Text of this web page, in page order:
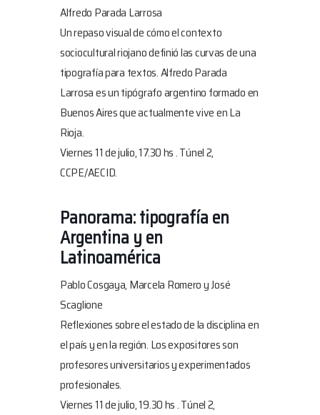
Alfredo Parada Larrosa
Un repaso visual de cómo el contexto
sociocultural riojano definió las curvas de una
tipografía para textos. Alfredo Parada
Larrosa es un tipógrafo argentino formado en
Buenos Aires que actualmente vive en La
Rioja.
Viernes 11 de julio, 17.30 hs. Túnel 2,
CCPE/AECID.
Panorama: tipografía en
Argentina y en
Latinoamérica
Pablo Cosgaya, Marcela Romero y José
Scaglione
Reflexiones sobre el estado de la disciplina en
el país y en la región. Los expositores son
profesores universitarios y experimentados
profesionales.
Viernes 11 de julio, 19.30 hs. Túnel 2,